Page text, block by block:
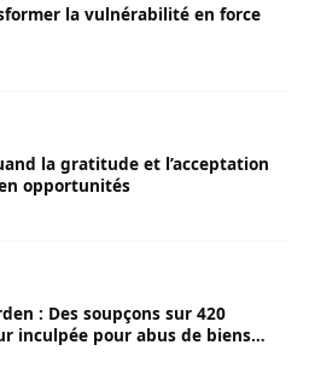
la vulnérabilité en force
la gratitude et l’acceptation
opportunités
: Des soupçons sur 420
inculpée pour abus de biens